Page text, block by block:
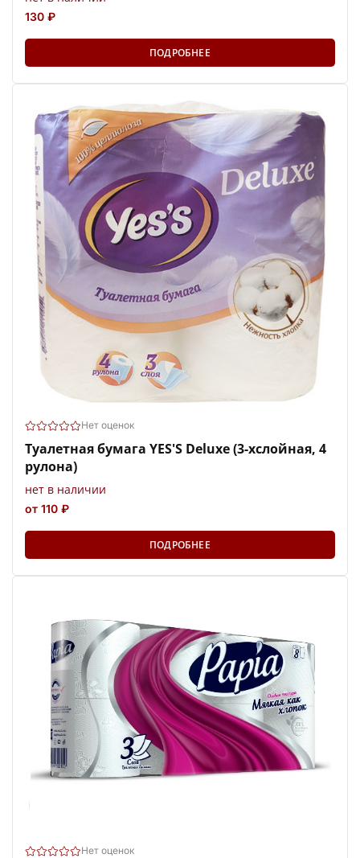
130 ₽
ПОДРОБНЕЕ
Нет оценок
Туалетная бумага YES'S Deluxe (3-хслойная, 4
рулона)
нет в наличии
от 110 ₽
ПОДРОБНЕЕ
Нет оценок